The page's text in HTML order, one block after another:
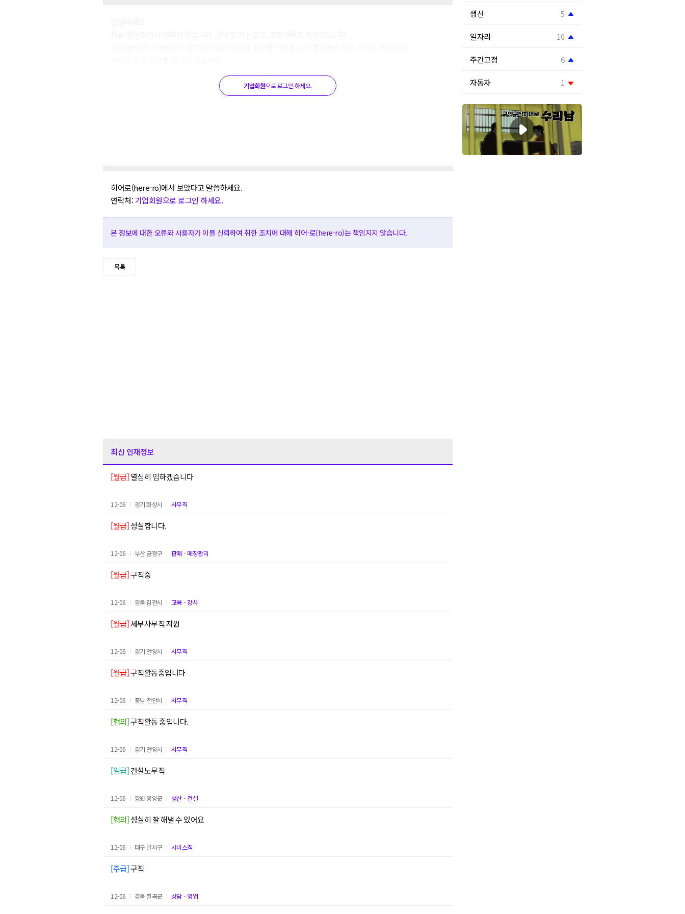
자차 출퇴근이 가능해서 주차장이 넓은 회사에 입사를 희망합니다. 통근버스 있는 회사도 좋습니다.
기업회원으로 로그인 하세요.
히어로(here-ro)에서 보았다고 말씀하세요.
연락처:기업회원으로 로그인 하세요.
본 정보에 대한 오류와 사용자가 이를 신뢰하여 취한 조치에 대해 히어-로(here-ro)는 책임지지 않습니다.
목록
생산 5
일자리 10
주간고정 6
자동차 1
최신 인재정보
[월급]열심히 임하겠습니다
12-06 경기 화성시 사무직
[월급]성실합니다.
12-06 부산 금정구 판매ㆍ매장관리
[월급]구직중
12-06 경북 김천시 교육ㆍ강사
[월급]세무사무직 지원
12-06 경기 안양시 사무직
[월급]구직활동중입니다
12-06 충남 천안시 사무직
[협의]구직활동 중입니다.
12-06 경기 안양시 사무직
[일급]건설노무직
12-06 강원 양양군 생산ㆍ건설
[협의]성실히 잘 해낼 수 있어요
12-06 대구 달서구 서비스직
[주급]구직
12-06 경북 칠곡군 상담ㆍ영업